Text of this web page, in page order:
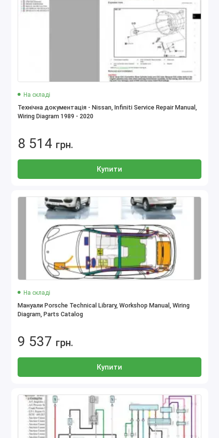
На складі
Технічна документація - Nissan, Infiniti Service Repair Manual,
Wiring Diagram 1989 - 2020
8 514 грн.
Купити
На складі
Мануали Porsche Technical Library, Workshop Manual, Wiring
Diagram, Parts Catalog
9 537 грн.
Купити